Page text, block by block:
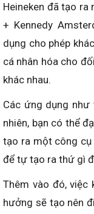
Heineken đã tạo ra
+ Kennedy
dụng cho phép
cá nhân hóa cho
khác nhau.
Các ứng dụng
nhiên, bạn có thể
tạo ra một công
để tự tạo ra thứ gì
Thêm vào đó, việc
hưởng sẽ tạo nên